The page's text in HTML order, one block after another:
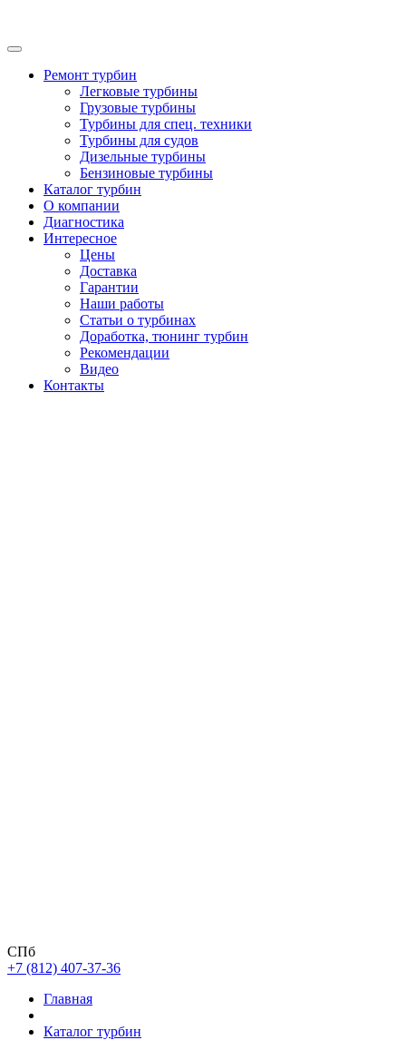
Ремонт турбин
Легковые турбины
Грузовые турбины
Турбины для спец. техники
Турбины для судов
Дизельные турбины
Бензиновые турбины
Каталог турбин
О компании
Диагностика
Интересное
Цены
Доставка
Гарантии
Наши работы
Статьи о турбинах
Доработка, тюнинг турбин
Рекомендации
Видео
Контакты
СПб
+7 (812) 407-37-36
Главная
Каталог турбин